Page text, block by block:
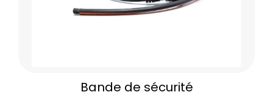
Bande de sécurité